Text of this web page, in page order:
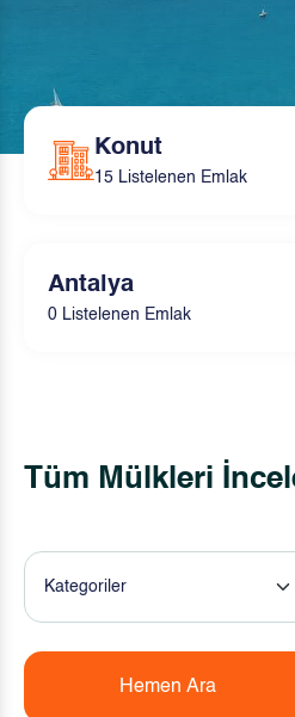
Konut
15 Listelenen Emlak
Antalya
0 Listelenen Emlak
Tüm Mülkleri
Kategoriler
Hemen Ara